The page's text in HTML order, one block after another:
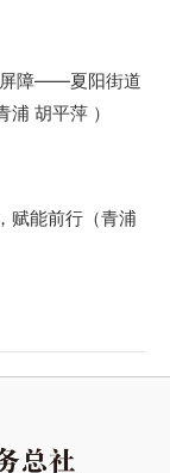
屏障——夏阳街道
胡平萍 ）
赋能前行（青浦